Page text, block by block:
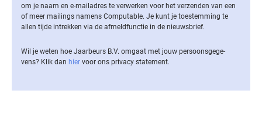
om je naam en e-mailadres te verwerken voor het verzenden van een
of meer mailings namens Computable. Je kunt je toestemming te
allen tijde intrekken via de af­meld­func­tie in de nieuwsbrief.
Wil je weten hoe Jaarbeurs B.V. omgaat met jouw per­soons­ge­ge­
vens? Klik dan hier voor ons privacy statement.